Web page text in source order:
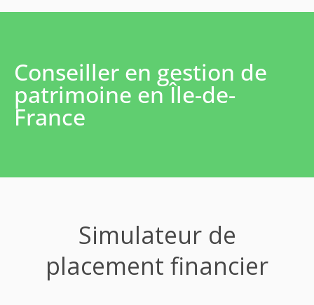
Conseiller en gestion de
patrimoine en Île-de-
France
Simulateur de
placement financier